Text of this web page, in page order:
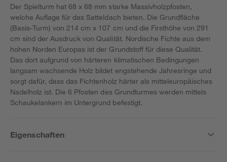
Der Spielturm hat 68 x 68 mm starke Massivholzpfosten,
welche Auflage für das Satteldach bieten. Die Grundfläche
(Basis-Turm) von 214 cm x 107 cm und die Firsthöhe von 291
cm sind der Ausdruck von Qualität. Nordische Fichte aus dem
hohen Norden Europas ist der Grundstoff für diese Qualität.
Das dort aufgrund von härteren klimatischen Bedingungen
langsam wachsende Holz bildet engstehende Jahresringe und
sorgt dafür, dass das Fichtenholz härter als mitteleuropäisches
Nadelholz ist. Die 6 Pfosten des Grundturmes werden mittels
Schaukelankern im Untergrund befestigt.
Eigenschaften